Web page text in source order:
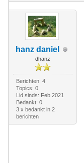
hanz daniel
dhanz
Berichten: 4
Topics: 0
Lid sinds: Feb 2021
Bedankt: 0
3 x bedankt in 2
berichten